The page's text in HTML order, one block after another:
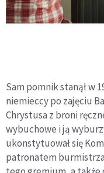
Sam pomnik stanął w
niemieccy po zajęciu
Chrystusa z broni
wybuchowe i ją
ukonstytuował się
patronatem burmistrza